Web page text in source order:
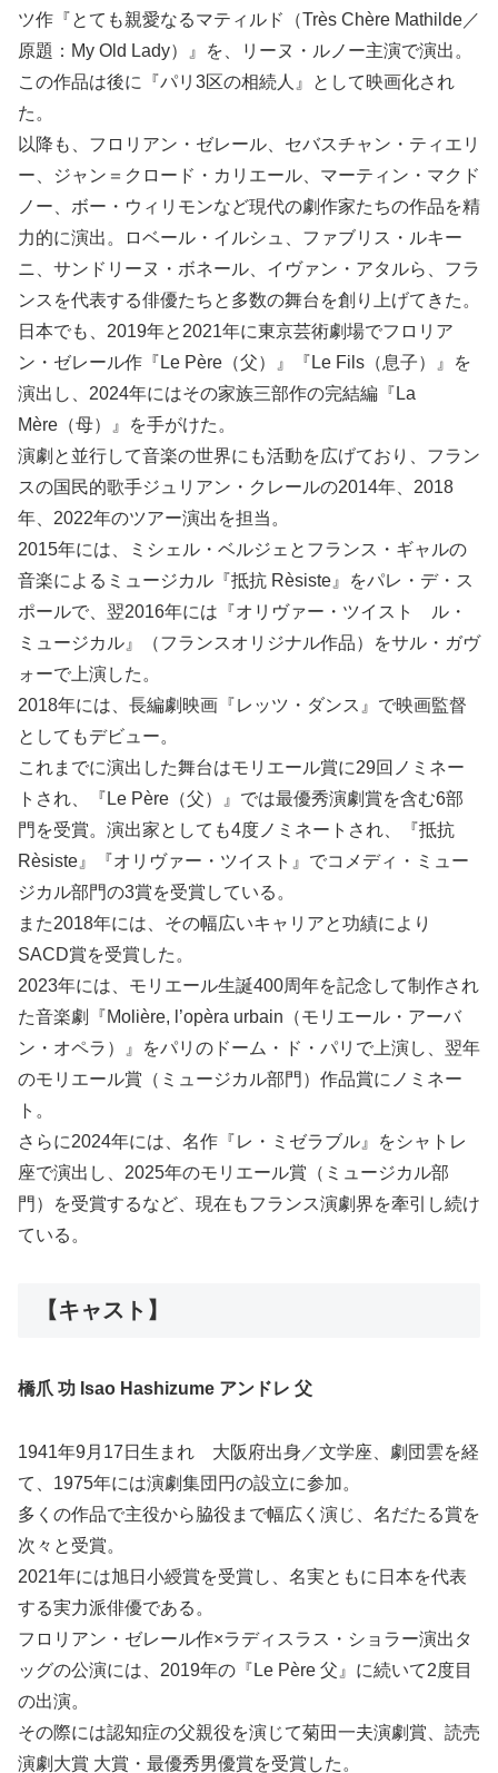
ツ作『とても親愛なるマティルド（Très Chère Mathilde／
原題：My Old Lady）』を、リーヌ・ルノー主演で演出。
この作品は後に『パリ3区の相続人』として映画化され
た。
以降も、フロリアン・ゼレール、セバスチャン・ティエリ
ー、ジャン＝クロード・カリエール、マーティン・マクド
ノー、ボー・ウィリモンなど現代の劇作家たちの作品を精
力的に演出。ロベール・イルシュ、ファブリス・ルキー
ニ、サンドリーヌ・ボネール、イヴァン・アタルら、フラ
ンスを代表する俳優たちと多数の舞台を創り上げてきた。
日本でも、2019年と2021年に東京芸術劇場でフロリア
ン・ゼレール作『Le Père（父）』『Le Fils（息子）』を
演出し、2024年にはその家族三部作の完結編『La
Mère（母）』を手がけた。
演劇と並行して音楽の世界にも活動を広げており、フラン
スの国民的歌手ジュリアン・クレールの2014年、2018
年、2022年のツアー演出を担当。
2015年には、ミシェル・ベルジェとフランス・ギャルの
音楽によるミュージカル『抵抗 Rèsiste』をパレ・デ・ス
ポールで、翌2016年には『オリヴァー・ツイスト ル・
ミュージカル』（フランスオリジナル作品）をサル・ガヴ
ォーで上演した。
2018年には、長編劇映画『レッツ・ダンス』で映画監督
としてもデビュー。
これまでに演出した舞台はモリエール賞に29回ノミネー
トされ、『Le Père（父）』では最優秀演劇賞を含む6部
門を受賞。演出家としても4度ノミネートされ、『抵抗
Rèsiste』『オリヴァー・ツイスト』でコメディ・ミュー
ジカル部門の3賞を受賞している。
また2018年には、その幅広いキャリアと功績により
SACD賞を受賞した。
2023年には、モリエール生誕400周年を記念して制作され
た音楽劇『Molière, l’opèra urbain（モリエール・アーバ
ン・オペラ）』をパリのドーム・ド・パリで上演し、翌年
のモリエール賞（ミュージカル部門）作品賞にノミネー
ト。
さらに2024年には、名作『レ・ミゼラブル』をシャトレ
座で演出し、2025年のモリエール賞（ミュージカル部
門）を受賞するなど、現在もフランス演劇界を牽引し続け
ている。
【キャスト】
橋爪 功 Isao Hashizume アンドレ 父
1941年9月17日生まれ 大阪府出身／文学座、劇団雲を経
て、1975年には演劇集団円の設立に参加。
多くの作品で主役から脇役まで幅広く演じ、名だたる賞を
次々と受賞。
2021年には旭日小綬賞を受賞し、名実ともに日本を代表
する実力派俳優である。
フロリアン・ゼレール作×ラディスラス・ショラー演出タ
ッグの公演には、2019年の『Le Père 父』に続いて2度目
の出演。
その際には認知症の父親役を演じて菊田一夫演劇賞、読売
演劇大賞 大賞・最優秀男優賞を受賞した。